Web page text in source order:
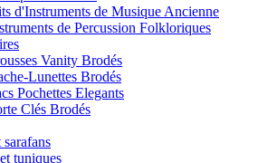
d'Instruments de Musique Ancienne
de Percussion Folkloriques
Vanity Brodés
Lunettes Brodés
Pochettes Elegants
Clés Brodés
sarafans
tuniques